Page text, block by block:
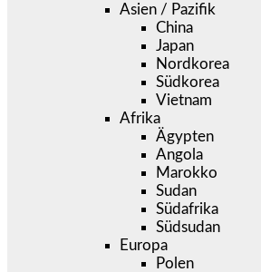
Asien / Pazifik
China
Japan
Nordkorea
Südkorea
Vietnam
Afrika
Ägypten
Angola
Marokko
Sudan
Südafrika
Südsudan
Europa
Polen